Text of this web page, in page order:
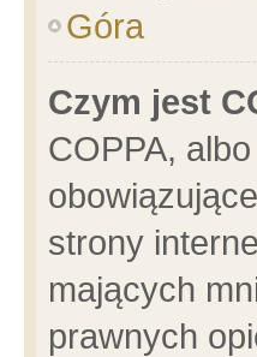
Góra
Czym jest
COPPA,
strony
mających
prawnych